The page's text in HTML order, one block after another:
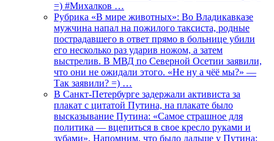
=) #Михалков …
Рубрика «В мире животных»: Во Владикавказе
мужчина напал на пожилого таксиста, родные
пострадавшего в ответ прямо в больнице убили
его несколько раз ударив ножом, а затем
выстрелив. В МВД по Северной Осетии заявили,
что они не ожидали этого. «Не ну а чёё мы?» —
Так заявили? =) …
В Санкт-Петербурге задержали активиста за
плакат с цитатой Путина, на плакате было
высказывание Путина: «Самое страшное для
политика — вцепиться в свое кресло руками и
зубами». Напомним, что было дальше у Путина: